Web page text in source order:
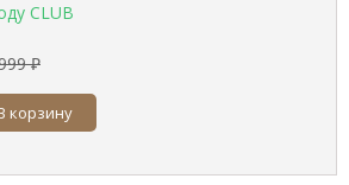
CLUB
₽
корзину